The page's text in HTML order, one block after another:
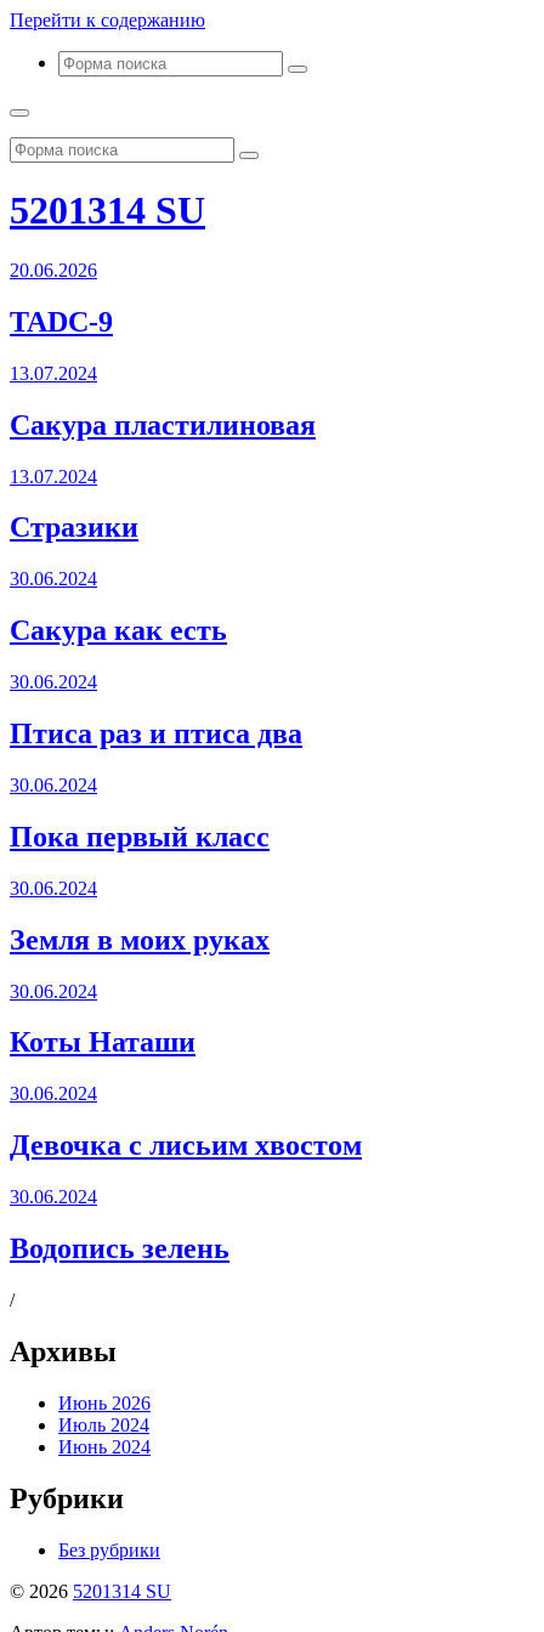
Перейти к содержанию
Поиск
Поиск
5201314 SU
20.06.2026
TADC-9
13.07.2024
Сакура пластилиновая
13.07.2024
Стразики
30.06.2024
Сакура как есть
30.06.2024
Птиса раз и птиса два
30.06.2024
Пока первый класс
30.06.2024
Земля в моих руках
30.06.2024
Коты Наташи
30.06.2024
Девочка с лисьим хвостом
30.06.2024
Водопись зелень
/
Архивы
Июнь 2026
Июль 2024
Июнь 2024
Рубрики
Без рубрики
© 2026 5201314 SU